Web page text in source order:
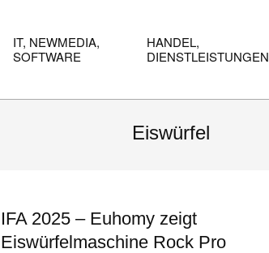
IT, NEWMEDIA,
SOFTWARE
HANDEL,
DIENSTLEISTUNGEN
Eiswürfel
IFA 2025 – Euhomy zeigt
Eiswürfelmaschine Rock Pro